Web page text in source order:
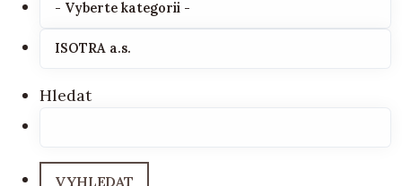
Hledat